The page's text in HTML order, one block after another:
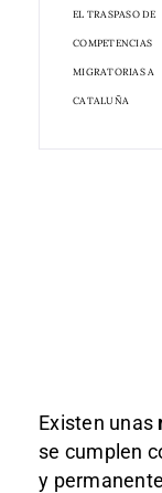
EL TRASPASO DE
COMPETENCIAS
MIGRATORIAS A
CATALUÑA
Existen unas
se cumplen
y